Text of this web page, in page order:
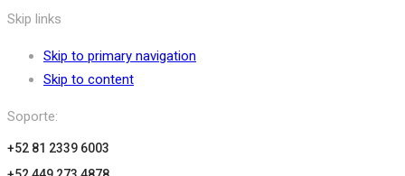
Skip links
Skip to primary navigation
Skip to content
Soporte:
+52 81 2339 6003